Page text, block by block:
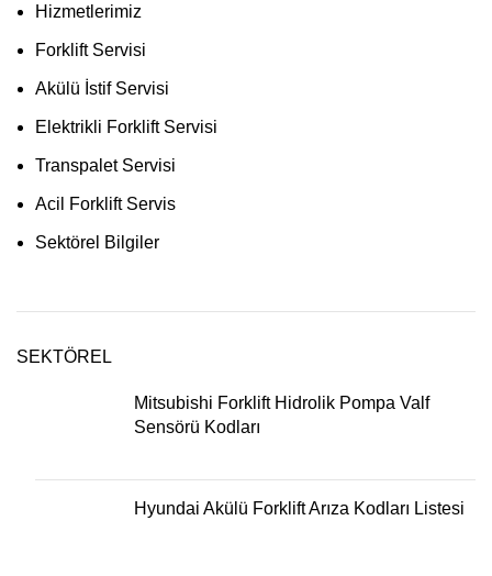
Hizmetlerimiz
Forklift Servisi
Akülü İstif Servisi
Elektrikli Forklift Servisi
Transpalet Servisi
Acil Forklift Servis
Sektörel Bilgiler
SEKTÖREL
Mitsubishi Forklift Hidrolik Pompa Valf
Sensörü Kodları
Hyundai Akülü Forklift Arıza Kodları Listesi